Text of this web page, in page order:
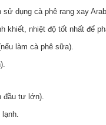
sử dụng cà phê rang xay
khiết, nhiệt độ tốt nhất để
làm cà phê sữa).
đầu tư lớn).
lạnh.